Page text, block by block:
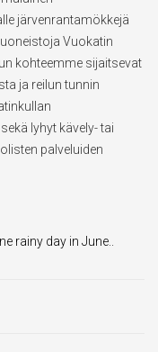
järvenrantamökkejä
Vuokatin
kohteemme sijaitsevat
ja reilun tunnin
lyhyt kävely- tai
palveluiden
rainy day in June..